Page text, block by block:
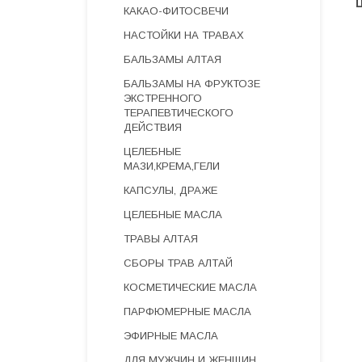
КАКАО-ФИТОСВЕЧИ
НАСТОЙКИ НА ТРАВАХ
БАЛЬЗАМЫ АЛТАЯ
БАЛЬЗАМЫ НА ФРУКТОЗЕ
ЭКСТРЕННОГО
ТЕРАПЕВТИЧЕСКОГО
ДЕЙСТВИЯ
ЦЕЛЕБНЫЕ
МАЗИ,КРЕМА,ГЕЛИ
КАПСУЛЫ, ДРАЖЕ
ЦЕЛЕБНЫЕ МАСЛА
ТРАВЫ АЛТАЯ
СБОРЫ ТРАВ АЛТАЙ
КОСМЕТИЧЕСКИЕ МАСЛА
ПАРФЮМЕРНЫЕ МАСЛА
ЭФИРНЫЕ МАСЛА